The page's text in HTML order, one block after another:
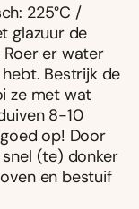
225°C /
glazuur de
er water
Bestrijk de
ze met wat
8-10
op! Door
(te) donker
en bestuif